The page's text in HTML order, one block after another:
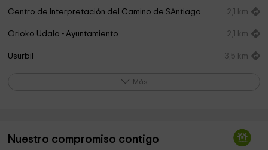
Centro de Interpretación del Camino de SAntiago 2,1 km
Orioko Udala - Ayuntamiento 2,1 km
Usurbil 3,5 km
RESIDENCIA CANINA MANTEROLA 5,2 km
Más
Nuestro compromiso contigo